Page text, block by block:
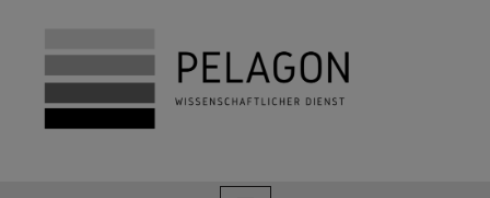
Zum
Inhalt
springen